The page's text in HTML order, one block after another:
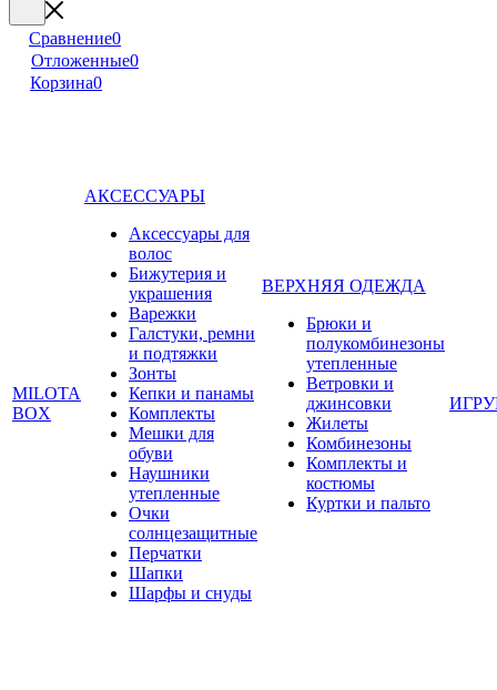
Сравнение0
Отложенные0
Корзина0
MILOTA
BOX
АКСЕССУАРЫ
Аксессуары для
волос
Бижутерия и
украшения
Варежки
Галстуки, ремни
и подтяжки
Зонты
Кепки и панамы
Комплекты
Мешки для
обуви
Наушники
утепленные
Очки
солнцезащитные
Перчатки
Шапки
Шарфы и снуды
ВЕРХНЯЯ ОДЕЖДА
Брюки и
полукомбинезоны
утепленные
Ветровки и
джинсовки
Жилеты
Комбинезоны
Комплекты и
костюмы
Куртки и пальто